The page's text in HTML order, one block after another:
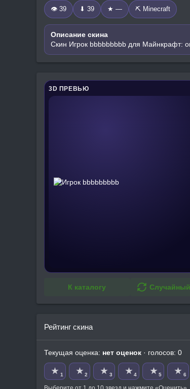
👁 39 ⬇ 39 ★ — ⛏️ Minecraft
Описание скина
Скин Игрок bbbbbbbbb для Майнкрафт:
3D ПРЕВЬЮ
К каталогу
Рейтинг скина
Текущая оценка: нет оценок · голосов: 0
★ 1 ★ 2 ★ 3 ★ 4 ★ 5 ★ 6